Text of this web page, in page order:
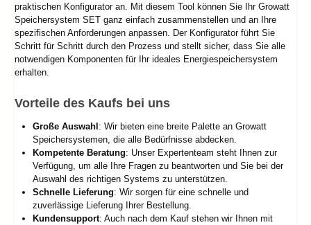
praktischen Konfigurator an. Mit diesem Tool können Sie Ihr Growatt
Speichersystem SET ganz einfach zusammenstellen und an Ihre
spezifischen Anforderungen anpassen. Der Konfigurator führt Sie
Schritt für Schritt durch den Prozess und stellt sicher, dass Sie alle
notwendigen Komponenten für Ihr ideales Energiespeichersystem
erhalten.
Vorteile des Kaufs bei uns
Große Auswahl : Wir bieten eine breite Palette an Growatt
Speichersystemen, die alle Bedürfnisse abdecken.
Kompetente Beratung: Unser Expertenteam steht Ihnen zur
Verfügung, um alle Ihre Fragen zu beantworten und Sie bei der
Auswahl des richtigen Systems zu unterstützen.
Schnelle Lieferung: Wir sorgen für eine schnelle und
zuverlässige Lieferung Ihrer Bestellung.
Kundensupport: Auch nach dem Kauf stehen wir Ihnen mit